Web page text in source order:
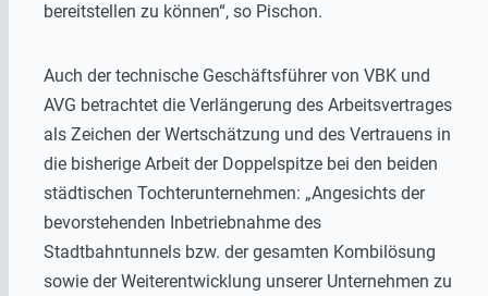
bereitstellen zu können“, so Pischon.
Auch der technische Geschäftsführer von VBK und
AVG betrachtet die Verlängerung des Arbeitsvertrages
als Zeichen der Wertschätzung und des Vertrauens in
die bisherige Arbeit der Doppelspitze bei den beiden
städtischen Tochterunternehmen: „Angesichts der
bevorstehenden Inbetriebnahme des
Stadtbahntunnels bzw. der gesamten Kombilösung
sowie der Weiterentwicklung unserer Unternehmen zu